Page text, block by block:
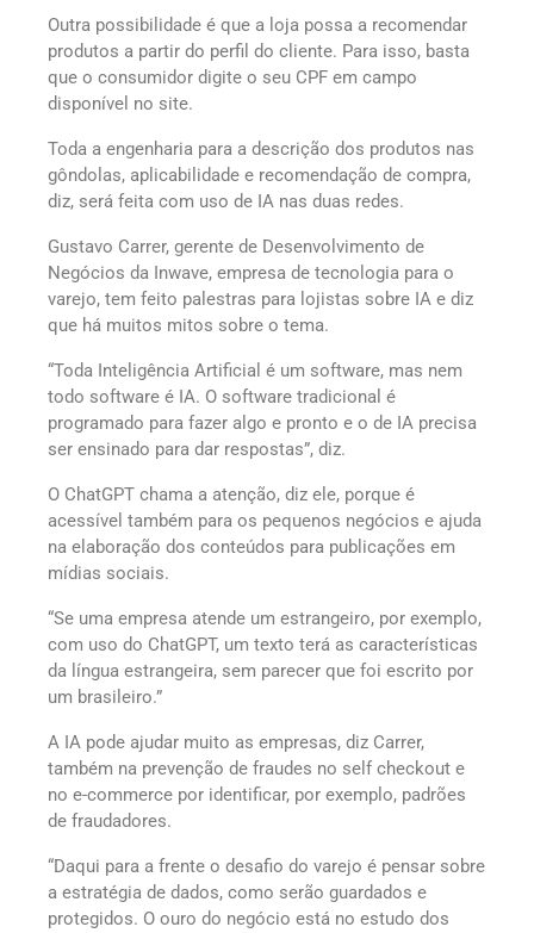
Outra possibilidade é que a loja possa a recomendar
produtos a partir do perfil do cliente. Para isso, basta
que o consumidor digite o seu CPF em campo
disponível no site.
Toda a engenharia para a descrição dos produtos nas
gôndolas, aplicabilidade e recomendação de compra,
diz, será feita com uso de IA nas duas redes.
Gustavo Carrer, gerente de Desenvolvimento de
Negócios da Inwave, empresa de tecnologia para o
varejo, tem feito palestras para lojistas sobre IA e diz
que há muitos mitos sobre o tema.
“Toda Inteligência Artificial é um software, mas nem
todo software é IA. O software tradicional é
programado para fazer algo e pronto e o de IA precisa
ser ensinado para dar respostas”, diz.
O ChatGPT chama a atenção, diz ele, porque é
acessível também para os pequenos negócios e ajuda
na elaboração dos conteúdos para publicações em
mídias sociais.
“Se uma empresa atende um estrangeiro, por exemplo,
com uso do ChatGPT, um texto terá as características
da língua estrangeira, sem parecer que foi escrito por
um brasileiro.”
A IA pode ajudar muito as empresas, diz Carrer,
também na prevenção de fraudes no self checkout e
no e-commerce por identificar, por exemplo, padrões
de fraudadores.
“Daqui para a frente o desafio do varejo é pensar sobre
a estratégia de dados, como serão guardados e
protegidos. O ouro do negócio está no estudo dos